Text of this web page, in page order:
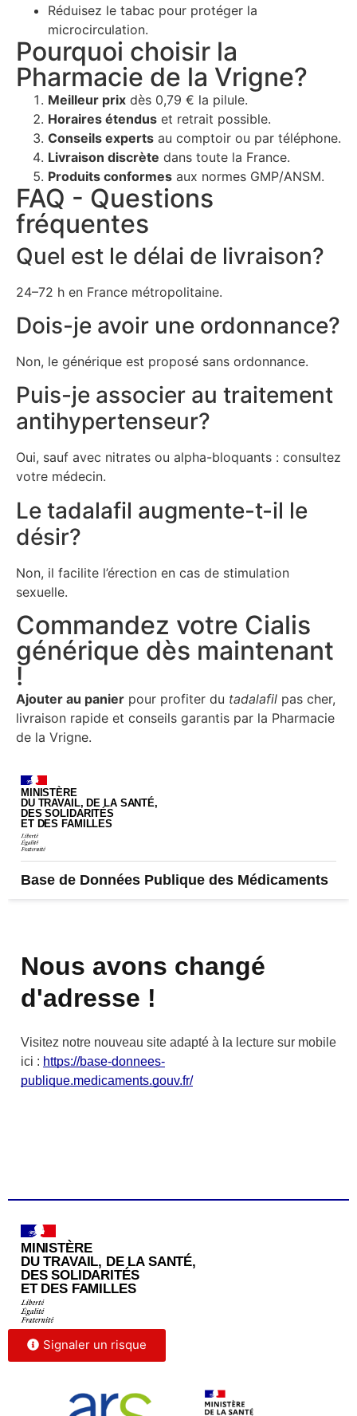
Réduisez le tabac pour protéger la
microcirculation.
Pourquoi choisir la
Pharmacie de la Vrigne?
Meilleur prix dès 0,79 € la pilule.
Horaires étendus et retrait possible.
Conseils experts au comptoir ou par téléphone.
Livraison discrète dans toute la France.
Produits conformes aux normes GMP/ANSM.
FAQ - Questions
fréquentes
Quel est le délai de livraison?
24–72 h en France métropolitaine.
Dois-je avoir une ordonnance?
Non, le générique est proposé sans ordonnance.
Puis-je associer au traitement
antihypertenseur?
Oui, sauf avec nitrates ou alpha-bloquants : consultez
votre médecin.
Le tadalafil augmente-t-il le
désir?
Non, il facilite l’érection en cas de stimulation
sexuelle.
Commandez votre Cialis
générique dès maintenant
!
Ajouter au panier pour profiter du tadalafil pas cher,
livraison rapide et conseils garantis par la Pharmacie
de la Vrigne.
Signaler un risque